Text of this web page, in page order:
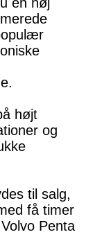
højt
og
til salg,
få timer
Penta